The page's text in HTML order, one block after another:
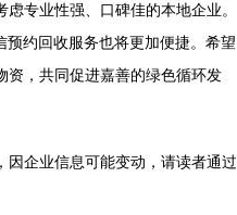
专业性强、口碑佳的本地企业。
约回收服务也将更加便捷。希望
资，共同促进嘉善的绿色循环发
因企业信息可能变动，请读者通过